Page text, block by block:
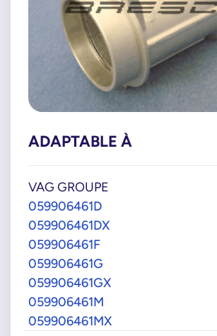
ADAPTABLE À
VAG GROUPE
059906461D
059906461DX
059906461F
059906461G
059906461GX
059906461M
059906461MX